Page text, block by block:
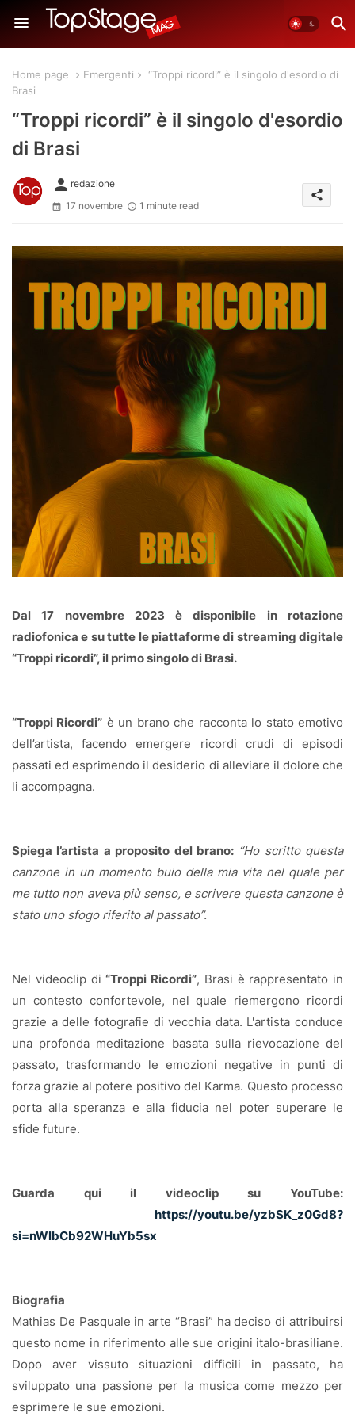
Home page Emergenti
“Troppi ricordi” è il singolo d'esordio di
Brasi
“Troppi ricordi” è il singolo d'esordio
di Brasi
person redazione
17 novembre
1 minute read
share
Dal 17 novembre 2023 è disponibile in rotazione
radiofonica e su tutte le piattaforme di streaming digitale
“Troppi ricordi”, il primo singolo di Brasi.
“Troppi Ricordi” è un brano che racconta lo stato emotivo
dell’artista, facendo emergere ricordi crudi di episodi
passati ed esprimendo il desiderio di alleviare il dolore che
li accompagna.
Spiega l’artista a proposito del brano: “Ho scritto questa
canzone in un momento buio della mia vita nel quale per
me tutto non aveva più senso, e scrivere questa canzone è
stato uno sfogo riferito al passato”.
Nel videoclip di“Troppi Ricordi”, Brasi è rappresentato in
un contesto confortevole, nel quale riemergono ricordi
grazie a delle fotografie di vecchia data. L'artista conduce
una profonda meditazione basata sulla rievocazione del
passato, trasformando le emozioni negative in punti di
forza grazie al potere positivo del Karma. Questo processo
porta alla speranza e alla fiducia nel poter superare le
sfide future.
Guarda qui il videoclip su YouTube:
https://youtu.be/yzbSK_z0Gd8?
si=nWlbCb92WHuYb5sx
Biografia
Mathias De Pasquale in arte “Brasi” ha deciso di attribuirsi
questo nome in riferimento alle sue origini italo-brasiliane.
Dopo aver vissuto situazioni difficili in passato, ha
sviluppato una passione per la musica come mezzo per
esprimere le sue emozioni.